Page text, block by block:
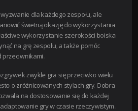
dla każdego zespołu, ale
świetną okazję do wykorzystania
wykorzystanie szerokości boiska
na grę zespołu, a także pomóc
przeciwnikami.
zwykle gra się przeciwko wielu
o zróżnicowanych stylach gry. Dobra
na dostosowanie się do każdej
gry w czasie rzeczywistym.